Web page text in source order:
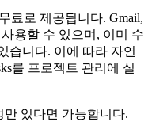
료로 제공됩니다. Gmail,
용할 수 있으며, 이미 수
습니다. 이에 따라 자연
를 프로젝트 관리에 실
만 있다면 가능합니다.